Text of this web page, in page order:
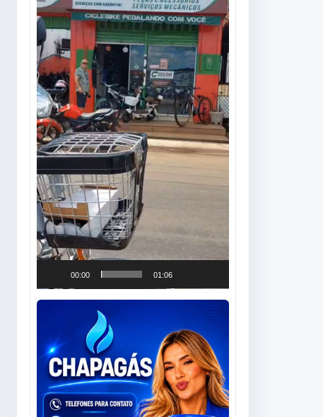
00:00 01:06